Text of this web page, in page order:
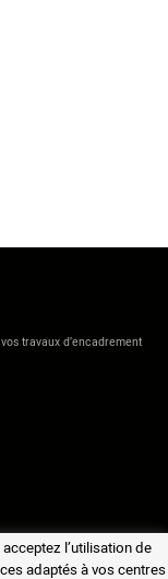
travaux d’encadrement
l’utilisation de
adaptés à vos centres